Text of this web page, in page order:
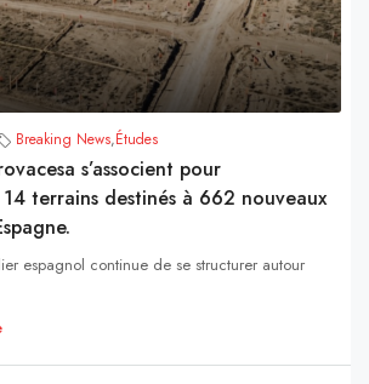
Breaking News,Études
s’associent pour
terrains destinés à 662 nouveaux
espagnol continue de se structurer autour